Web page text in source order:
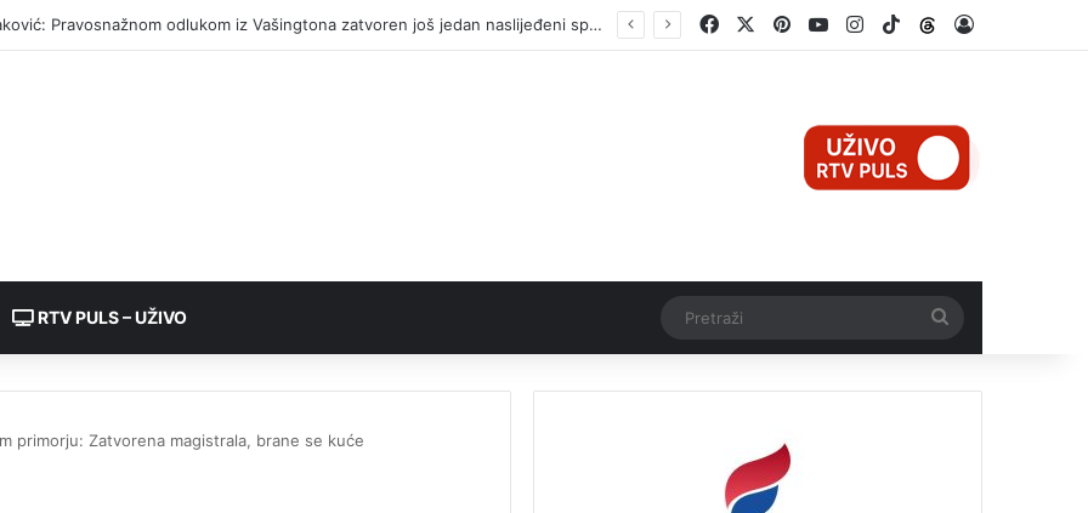
Otkrivena plantaža indijske konoplje FacebookPinterestYouTubeInstagram
TikTokThreads
RTV PULS – UŽIVO
primorju: Zatvorena magistrala, brane se kuće